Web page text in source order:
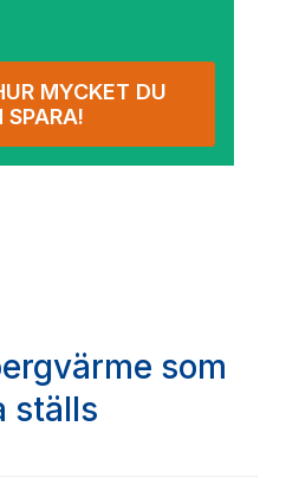
MYCKET DU
SPARA!
som
ställs